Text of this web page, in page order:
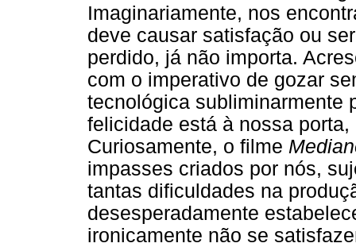
Imaginariamente, nos
deve causar satisfação ou
perdido, já não importa.
com o imperativo de gozar
tecnológica subliminarmente
felicidade está à nossa
Curiosamente, o filme
impasses criados por nós,
tantas dificuldades na
desesperadamente
ironicamente não se